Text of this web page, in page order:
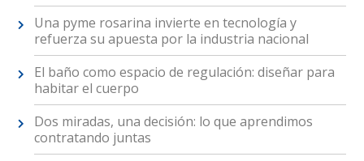
Una pyme rosarina invierte en tecnología y
refuerza su apuesta por la industria nacional
El baño como espacio de regulación: diseñar para
habitar el cuerpo
Dos miradas, una decisión: lo que aprendimos
contratando juntas